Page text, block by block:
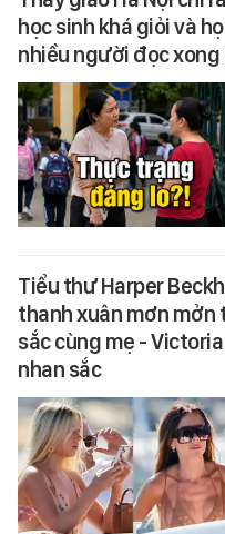
học sinh khá giỏi và
nhiều người đọc
Tiểu thư Harper
thanh xuân mơn mởn
sắc cùng mẹ -
nhan sắc